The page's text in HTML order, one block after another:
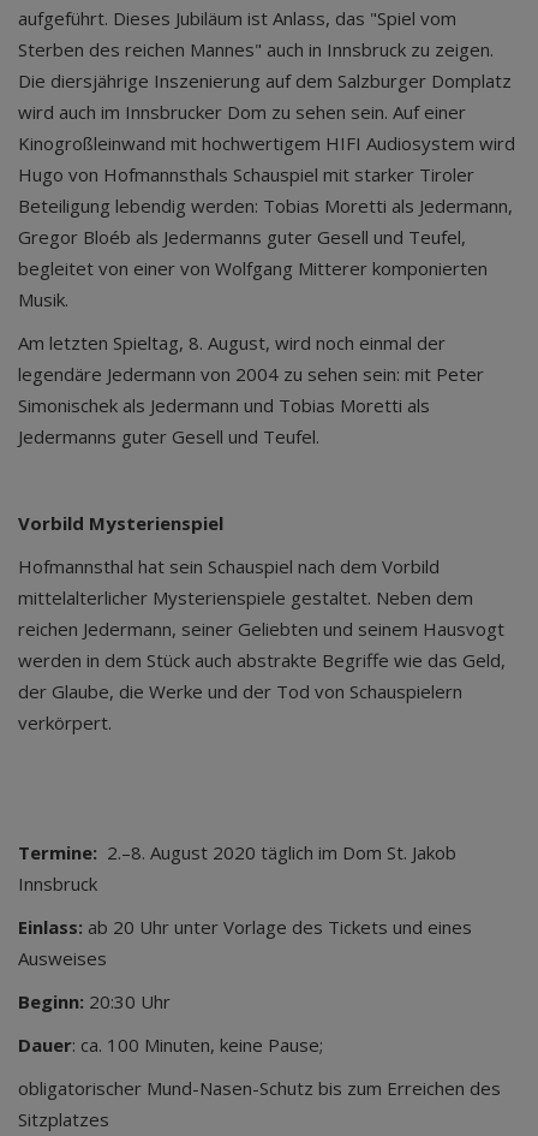
aufgeführt. Dieses Jubiläum ist Anlass, das "Spiel vom
Sterben des reichen Mannes" auch in Innsbruck zu zeigen.
Die diersjährige Inszenierung auf dem Salzburger Domplatz
wird auch im Innsbrucker Dom zu sehen sein. Auf einer
Kinogroßleinwand mit hochwertigem HIFI Audiosystem wird
Hugo von Hofmannsthals Schauspiel mit starker Tiroler
Beteiligung lebendig werden: Tobias Moretti als Jedermann,
Gregor Bloéb als Jedermanns guter Gesell und Teufel,
begleitet von einer von Wolfgang Mitterer komponierten
Musik.
Am letzten Spieltag, 8. August, wird noch einmal der
legendäre Jedermann von 2004 zu sehen sein: mit Peter
Simonischek als Jedermann und Tobias Moretti als
Jedermanns guter Gesell und Teufel.
Vorbild Mysterienspiel
Hofmannsthal hat sein Schauspiel nach dem Vorbild
mittelalterlicher Mysterienspiele gestaltet. Neben dem
reichen Jedermann, seiner Geliebten und seinem Hausvogt
werden in dem Stück auch abstrakte Begriffe wie das Geld,
der Glaube, die Werke und der Tod von Schauspielern
verkörpert.
Termine: 2.–8. August 2020 täglich im Dom St. Jakob
Innsbruck
Einlass: ab 20 Uhr unter Vorlage des Tickets und eines
Ausweises
Beginn: 20:30 Uhr
Dauer: ca. 100 Minuten, keine Pause;
obligatorischer Mund-Nasen-Schutz bis zum Erreichen des
Sitzplatzes